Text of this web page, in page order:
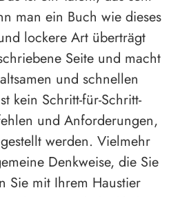
man ein Buch wie dieses
lockere Art überträgt
Seite und macht
und schnellen
kein Schritt-für-Schritt-
und Anforderungen,
werden. Vielmehr
Denkweise, die Sie
Sie mit Ihrem Haustier